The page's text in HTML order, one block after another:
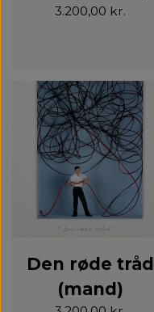
3.200,00 kr.
Den røde tråd
(mand)